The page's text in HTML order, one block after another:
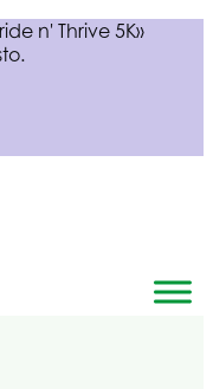
n' Thrive 5K»